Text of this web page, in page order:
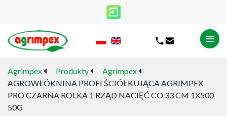
Agrimpex Produkty
Agrimpex
AGROWŁÓKNINA PROFI ŚCIÓŁKUJĄCA AGRIMPEX
PRO CZARNA ROLKA 1 RZĄD NACIĘĆ CO 33 CM 1X500
50G